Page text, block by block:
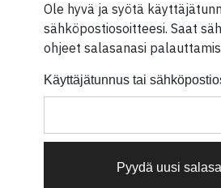
Ole hyvä ja syötä
sähköpostiosoitteesi. Saat
ohjeet salasanasi
Käyttäjätunnus tai
Pyydä uusi